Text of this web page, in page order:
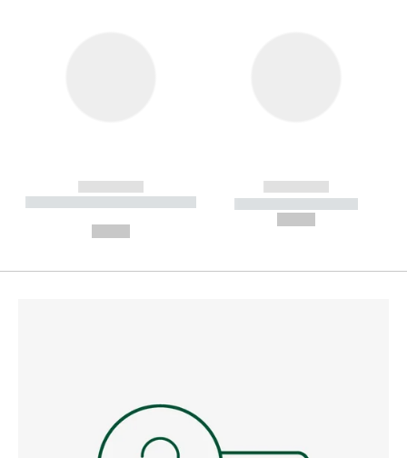
------------
----------- ----------- --------
------------
----------- -----------